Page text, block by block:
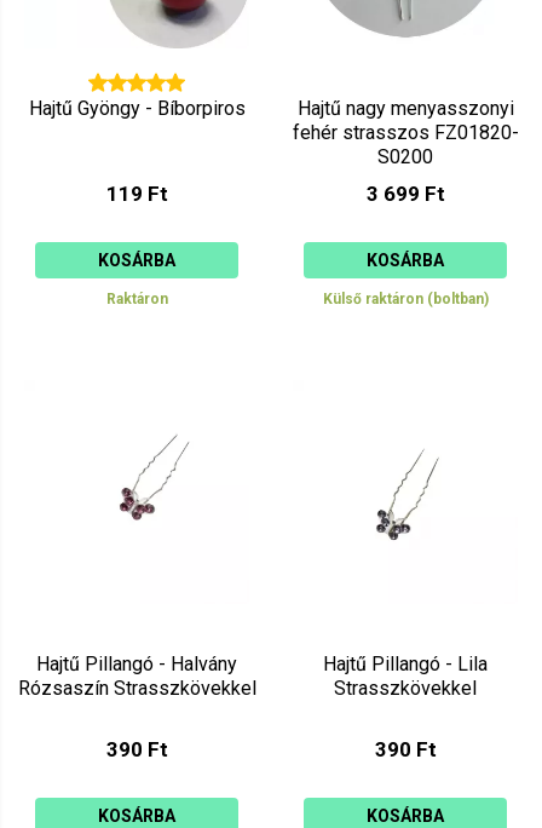
Hajtű Gyöngy - Bíborpiros
119 Ft
KOSÁRBA
Raktáron
Hajtű nagy menyasszonyi
fehér strasszos FZ01820-
S0200
3 699 Ft
KOSÁRBA
Külső raktáron (boltban)
Hajtű Pillangó - Halvány
Rózsaszín Strasszkövekkel
390 Ft
KOSÁRBA
Hajtű Pillangó - Lila
Strasszkövekkel
390 Ft
KOSÁRBA